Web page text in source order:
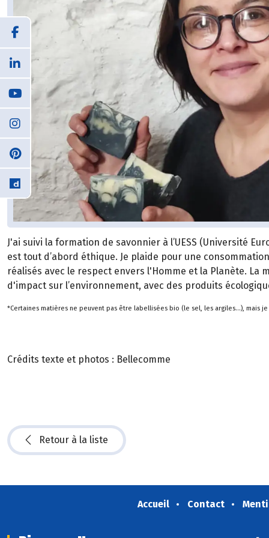
J'ai suivi la formation de savonnier à l’UESS (Université
est tout d’abord éthique. Je plaide pour une
réalisés avec le respect envers l'Homme et la Planète.
d'impact sur l’environnement, avec des produits
*Certaines matières ne peuvent pas être labellisées bio (le sel, les argiles...), mais
Crédits texte et photos : Bellecomme
Retour à la liste
Accueil Contact